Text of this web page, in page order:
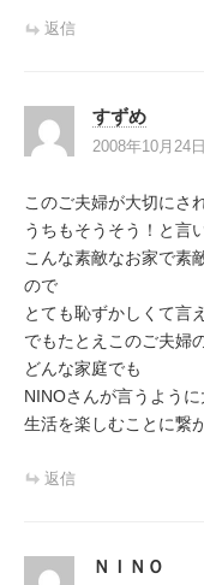
返信
すずめ
2008年10月24
このご夫婦が大切にさ
うちもそうそう！と言
こんな素敵なお家で素
ので
とても恥ずかしくて言
でもたとえこのご夫婦
どんな家庭でも
NINOさんが言うよう
生活を楽しむことに繋
返信
ＮＩＮＯ